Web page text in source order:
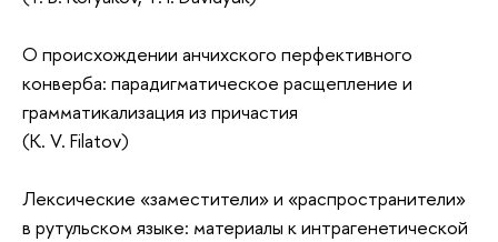
О происхождении анчихского перфективного
конверба: парадигматическое расщепление и
грамматикализация из причастия
(K. V. Filatov)
Лексические «заместители» и «распространители»
в рутульском языке: материалы к интрагенетической